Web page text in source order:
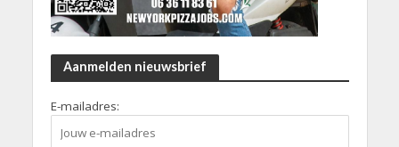
Aanmelden nieuwsbrief
E-mailadres: